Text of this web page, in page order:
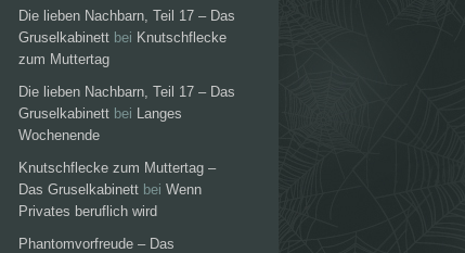
Die lieben Nachbarn, Teil 17 – Das
Gruselkabinett bei Knutschflecke
zum Muttertag
Die lieben Nachbarn, Teil 17 – Das
Gruselkabinett bei Langes
Wochenende
Knutschflecke zum Muttertag –
Das Gruselkabinett bei Wenn
Privates beruflich wird
Phantomvorfreude – Das